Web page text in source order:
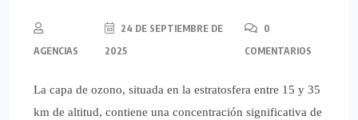
AGENCIAS
24 DE SEPTIEMBRE DE
2025
0
COMENTARIOS
La capa de ozono, situada en la estratosfera entre 15 y 35
km de altitud, contiene una concentración significativa de